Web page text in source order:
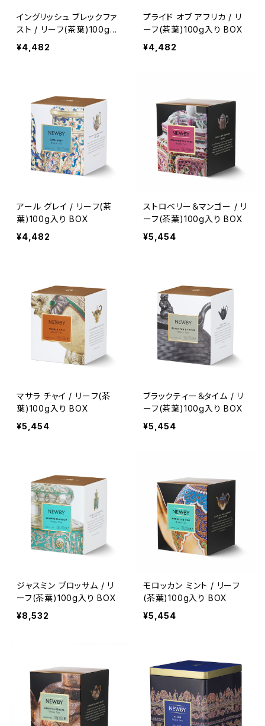
イングリッシュ ブレックファ
スト / リーフ(茶葉)100g入
り BOX
¥4,482
プライド オブ アフリカ / リ
ーフ(茶葉)100g入り BOX
¥4,482
アール グレイ / リーフ(茶
葉)100g入り BOX
¥4,482
ストロベリー＆マンゴー / リ
ーフ(茶葉)100g入り BOX
¥5,454
マサラ チャイ / リーフ(茶
葉)100g入り BOX
¥5,454
ブラックティー＆タイム / リ
ーフ(茶葉)100g入り BOX
¥5,454
ジャスミン ブロッサム / リ
ーフ(茶葉)100g入り BOX
¥8,532
モロッカン ミント / リーフ
(茶葉)100g入り BOX
¥5,454